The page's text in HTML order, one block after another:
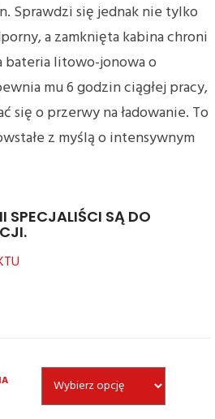
Sprawdzi się jednak nie tylko
a zamknięta kabina chroni
bateria litowo-jonowa o
mu 6 godzin ciągłej pracy,
się o przerwy na ładowanie. To
z myślą o intensywnym
SPECJALIŚCI SĄ DO